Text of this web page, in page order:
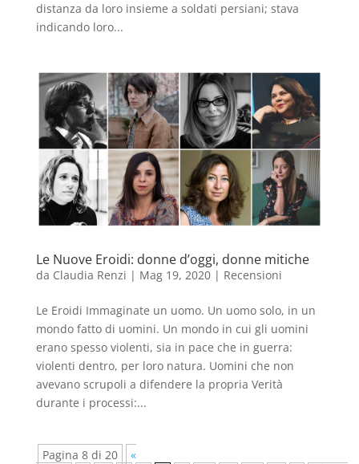
distanza da loro insieme a soldati persiani; stava
indicando loro...
Le Nuove Eroidi: donne d’oggi, donne mitiche
da Claudia Renzi | Mag 19, 2020| Recensioni
Le Eroidi Immaginate un uomo. Un uomo solo, in un
mondo fatto di uomini. Un mondo in cui gli uomini
erano spesso violenti, sia in pace che in guerra:
violenti dentro, per loro natura. Uomini che non
avevano scrupoli a difendere la propria Verità
durante i processi:...
Pagina 8 di 20
«